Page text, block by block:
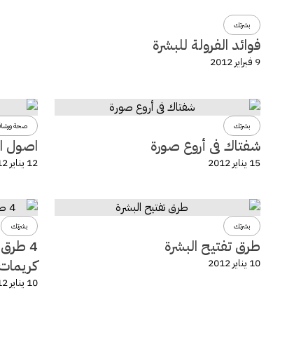
بشرتك
فوائد الفرولة للبشرة
9 فبراير 2012
بشرتك
شفتاك فى أروع صورة
15 يناير 2012
صحة
اصول
12 يناير 2012
بشرتك
طرق تفتيح البشرة
10 يناير 2012
بشرتك
4
10 يناير 2012